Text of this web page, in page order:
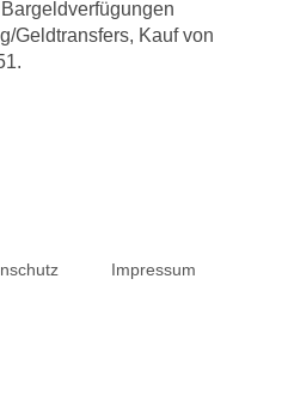
Geldtransfers, Kauf von
Impressum